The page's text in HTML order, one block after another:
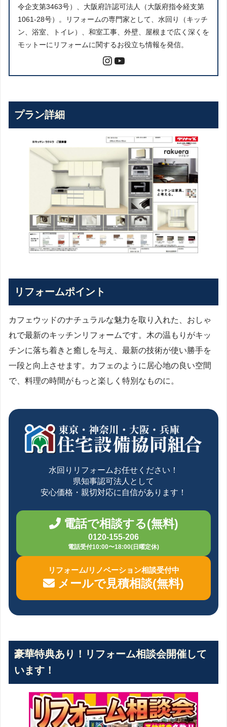
令企支第3463号）、大阪府許認可法人（大阪府指令経支第
1061-28号）。リフォームの専門家として、水回り（キッチ
ン、浴室、トイレ）、和室工事、外壁、屋根まで広く深くを
モットーにリフォームに関するお役立ち情報を発信。
プラン詳細
リフォームポイント
カフェウッドのナチュラルな魅力を取り入れた、おしゃ
れで最新のキッチンリフォームです。木の温もりがキッ
チンに落ち着きと癒しを与え、最新の技術が使い勝手を
一段と向上させます。カフェのように居心地の良い空間
で、料理の時間がもっと楽しく特別なものに。
水回りリフォームお任せください！
県知事認可法人として
安心価格・親切対応に自信があります！
電話で相談する(無料)
0120-155-206
電話受付10:00〜18:00(日曜定休)
リフォーム/リノベーション相談受付中
メールで見積相談(無料)
豪華特典あり！リフォーム相談会開催して
います！